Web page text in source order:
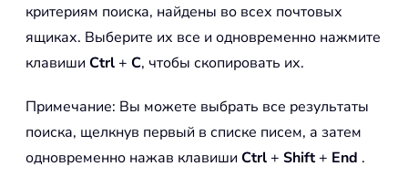
критериям поиска, найдены во всех почтовых
ящиках. Выберите их все и одновременно нажмите
клавиши Ctrl+ C, чтобы скопировать их.
Примечание: Вы можете выбрать все результаты
поиска, щелкнув первый в списке писем, а затем
одновременно нажав клавиши Ctrl+ Shift+ End .